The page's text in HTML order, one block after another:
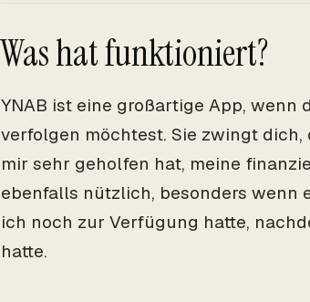
Was hat funktioniert?
YNAB ist eine großartige App,
verfolgen möchtest. Sie zwingt
mir sehr geholfen hat, meine
ebenfalls nützlich, besonders wenn
ich noch zur Verfügung hatte,
hatte.